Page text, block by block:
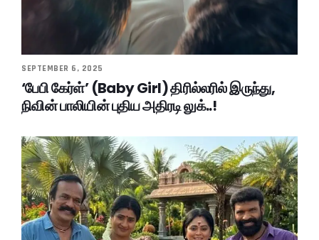
SEPTEMBER 6, 2025
‘பேபி கேர்ள்’ (Baby Girl) திரில்லரில் இருந்து,
நிவின் பாலியின் புதிய அதிரடி லுக்..!